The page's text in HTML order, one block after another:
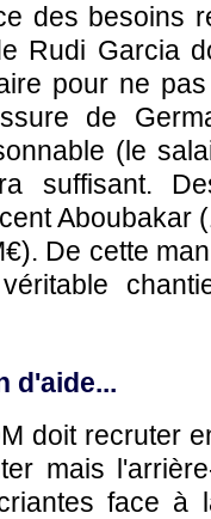
des besoins
Rudi Garcia
pour ne
de
(le
suffisant.
Aboubakar
De cette
d'aide...
doit recruter
mais
face à